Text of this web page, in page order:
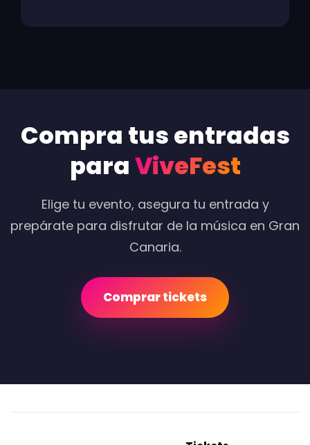
Compra tus entradas
paraViveFest
Elige tu evento, asegura tu entrada y
prepárate para disfrutar de la música en Gran
Canaria.
Comprar tickets